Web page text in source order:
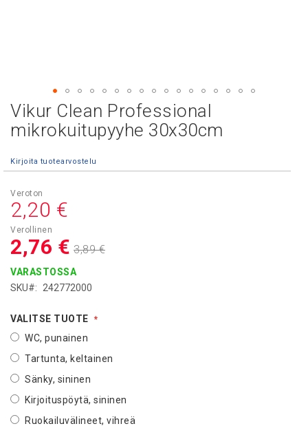
Vikur Clean Professional
mikrokuitupyyhe 30x30cm
Kirjoita tuotearvostelu
Asiakashinta
2,76 €
2,20 €
3,89 €
VARASTOSSA
SKU
242772000
VALITSE TUOTE
WC, punainen
Tartunta, keltainen
Sänky, sininen
Kirjoituspöytä, sininen
Ruokailuvälineet, vihreä
Skip
the
of
images
gallery